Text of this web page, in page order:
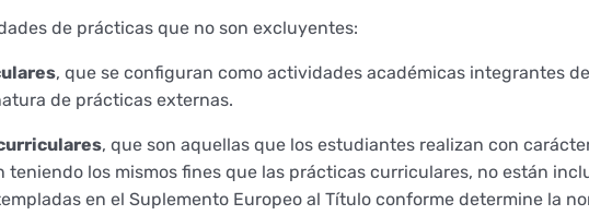
de prácticas que no son excluyentes:
, que se configuran como actividades académicas integrantes
de prácticas externas.
, que son aquellas que los estudiantes realizan con
teniendo los mismos fines que las prácticas curriculares, no están
en el Suplemento Europeo al Título conforme determine la